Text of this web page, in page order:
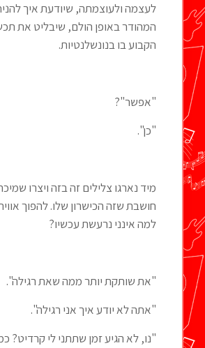
לעצמה ולעוצמתה, שיודעת איך
המהודר באופן הולם, שיבליט את
הקבוע בו בנונשלנטיות.
"אפשר"?
"כן".
מיד נארגו צלילים זה בזה ויצרו
חושבת שזה הכישרון שלו. להפוך
למה אינני נרעשת עכשיו?
"את שותקת יותר ממה שאת רגילה".
"אתה לא יודע איך אני רגילה".
"נו, לא הגיע זמן שתתני לי קרדיט?